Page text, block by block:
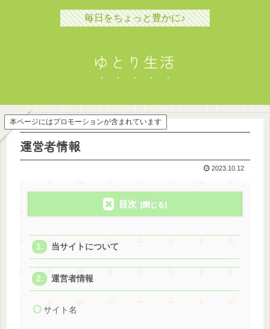
毎日をちょっと豊かに♪
ゆとり生活
本ページにはプロモーションが含まれています
運営者情報
2023.10.12
目次
当サイトについて
運営者情報
サイト名